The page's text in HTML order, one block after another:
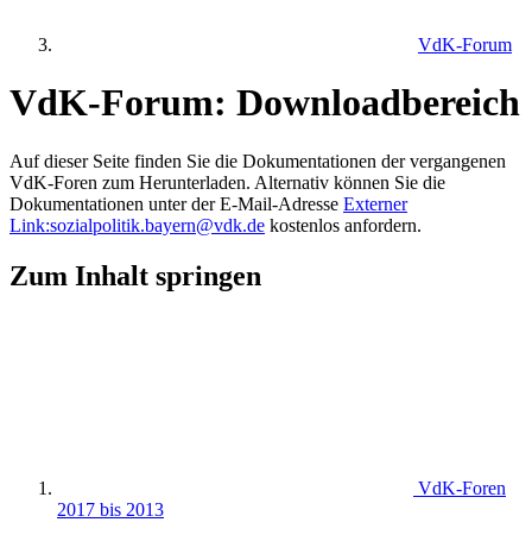
VdK-Forum
VdK-Forum: Downloadbereich
Auf dieser Seite finden Sie die Dokumentationen der vergangenen
VdK-Foren zum Herunterladen. Alternativ können Sie die
Dokumentationen unter der E-Mail-Adresse Externer
Link:sozialpolitik.bayern@vdk.de kostenlos anfordern.
Zum Inhalt springen
VdK-Foren
2017 bis 2013